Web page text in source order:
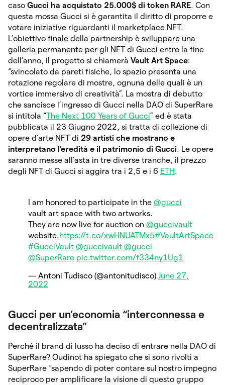
caso Gucci ha acquistato 25.000$ di token RARE. Con
questa mossa Gucci si è garantita il diritto di proporre e
votare iniziative riguardanti il marketplace NFT.
L’obiettivo finale della partnership è sviluppare una
galleria permanente per gli NFT di Gucci entro la fine
dell’anno, il progetto si chiamerà Vault Art Space:
“svincolato da pareti fisiche, lo spazio presenta una
rotazione regolare di mostre, ognuna delle quali è un
vortice immersivo di creatività”. La mostra di debutto
che sancisce l’ingresso di Gucci nella DAO di SuperRare
si intitola “The Next 100 Years of Gucci” ed è stata
pubblicata il 23 Giugno 2022, si tratta di collezione di
opere d’arte NFT di 29 artisti che mostrano e
interpretano l’eredità e il patrimonio di Gucci. Le opere
saranno messe all’asta in tre diverse tranche, il prezzo
degli NFT di Gucci si aggira tra i 2,5 e i 6 ETH.
I am honored to participate in the @gucci
vault art space with two artworks.
They are now live for auction on @guccivault
website.https://t.co/xwHNUATMx5#VaultArtSpace
#GucciVault @guccivault @gucci
@SuperRare pic.twitter.com/f334ny1Ug1
— Antoni Tudisco (@antonitudisco) June 27,
2022
Gucci per un’economia “interconnessa e
decentralizzata”
Perché il brand di lusso ha deciso di entrare nella DAO di
SuperRare? Oudinot ha spiegato che si sono rivolti a
SuperRare “sapendo di poter contare sul nostro impegno
reciproco per amplificare la visione di questo gruppo